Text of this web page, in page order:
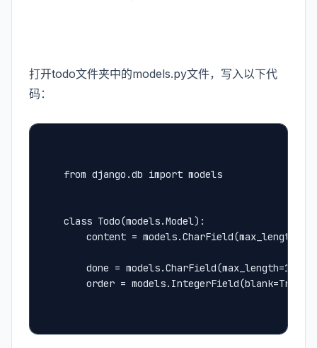
打开todo文件夹中的models.py文件，写入以下代
码：
    from django.db import models
    class Todo(models.Model):
content =
done =
        order = models.IntegerField(blank=True)